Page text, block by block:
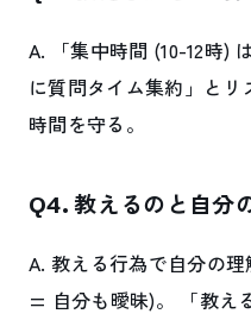
A. 「集中時間 (10-12時)
に質問タイム集約」と
時間を守る。
Q4. 教えるのと自分
A. 教える行為で自分の
= 自分も曖昧)。 「教え